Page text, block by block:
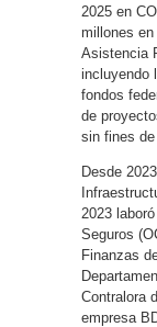
2025 en
millones
Asistencia
incluyendo
fondos
de
sin fines
Desde
2023
Seguros
Finanzas
Contralora
empresa